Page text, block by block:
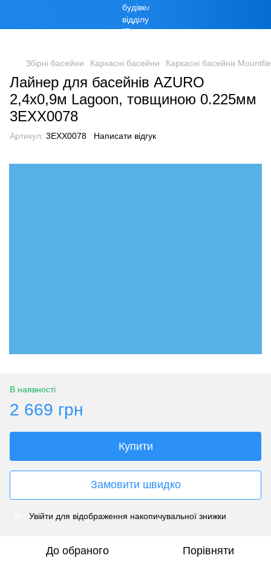
Збірні басейни Каркасні басейни Каркасні басейни
Лайнер для басейнів AZURO
2,4х0,9м Lagoon, товщиною 0.225мм
3EXX0078
Артикул: 3EXX0078 Написати відгук
В наявності
2 669 грн
Купити
Замовити швидко
Увійти для відображення накопичувальної знижки
До обраного Порівняти